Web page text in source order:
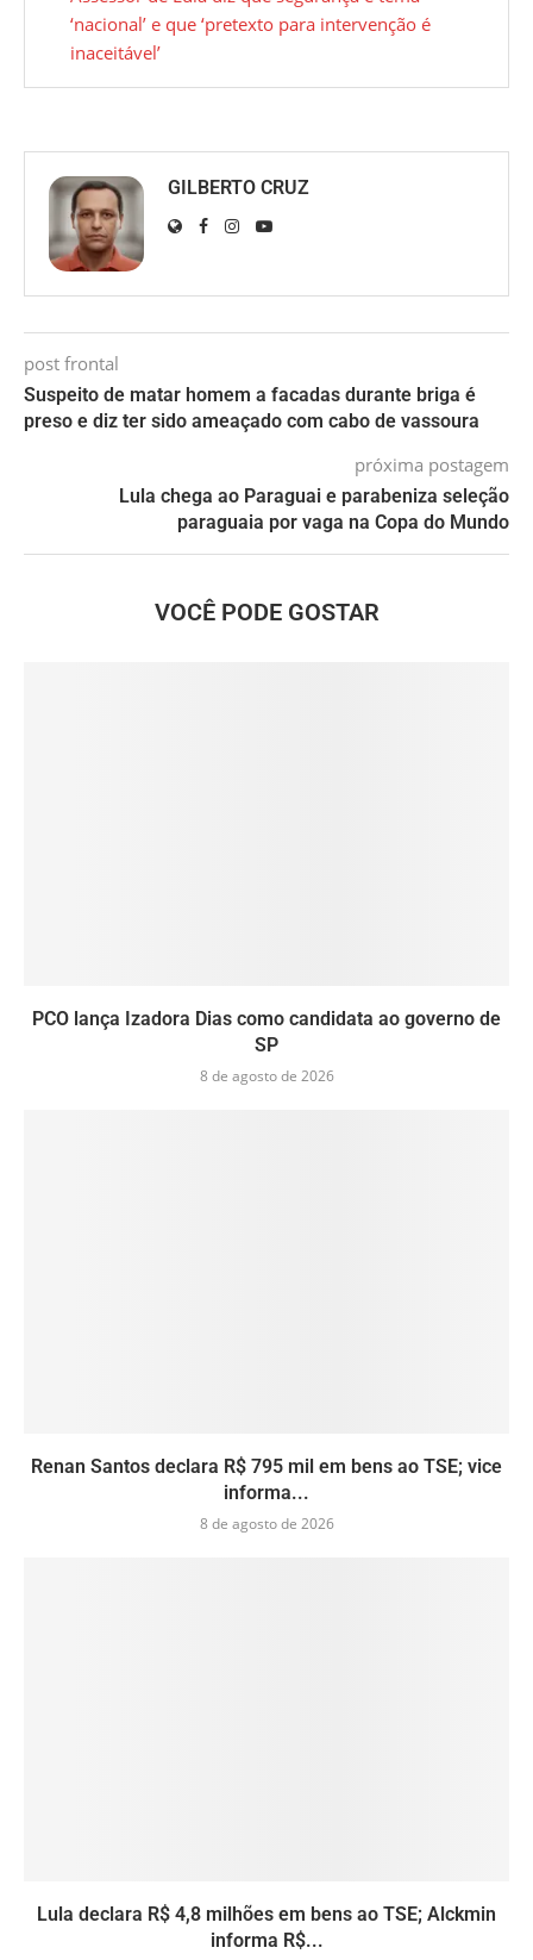
‘nacional’ e que ‘pretexto para intervenção é
inaceitável’
GILBERTO CRUZ
post frontal
Suspeito de matar homem a facadas durante briga é
preso e diz ter sido ameaçado com cabo de vassoura
próxima postagem
Lula chega ao Paraguai e parabeniza seleção
paraguaia por vaga na Copa do Mundo
VOCÊ PODE GOSTAR
PCO lança Izadora Dias como candidata ao governo de
SP
8 de agosto de 2026
Renan Santos declara R$ 795 mil em bens ao TSE; vice
informa...
8 de agosto de 2026
Lula declara R$ 4,8 milhões em bens ao TSE; Alckmin
informa R$...